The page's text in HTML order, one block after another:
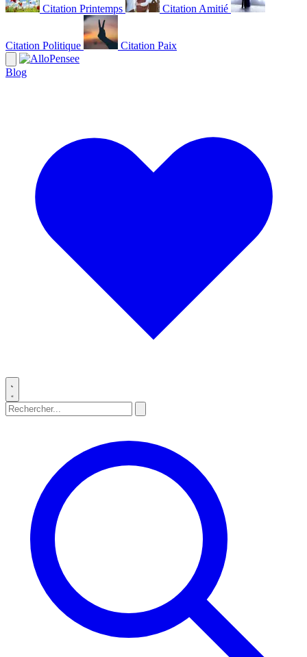
Citation Printemps Citation Amitié
Citation Politique Citation Paix
Blog